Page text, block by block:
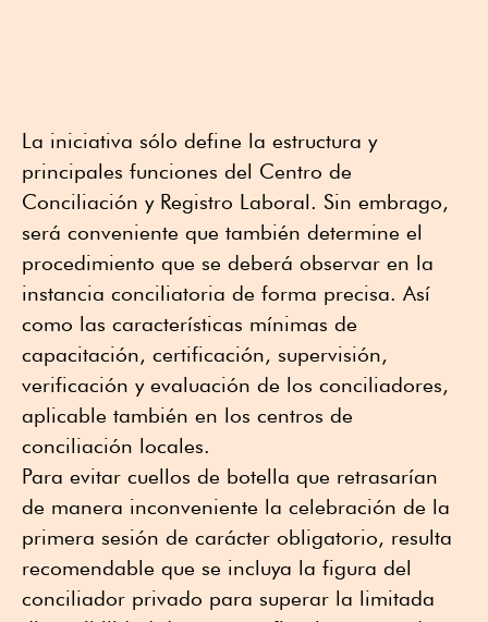
La iniciativa sólo define la estructura y
principales funciones del Centro de
Conciliación y Registro Laboral. Sin embrago,
será conveniente que también determine el
procedimiento que se deberá observar en la
instancia conciliatoria de forma precisa. Así
como las características mínimas de
capacitación, certificación, supervisión,
verificación y evaluación de los conciliadores,
aplicable también en los centros de
conciliación locales.
Para evitar cuellos de botella que retrasarían
de manera inconveniente la celebración de la
primera sesión de carácter obligatorio, resulta
recomendable que se incluya la figura del
conciliador privado para superar la limitada